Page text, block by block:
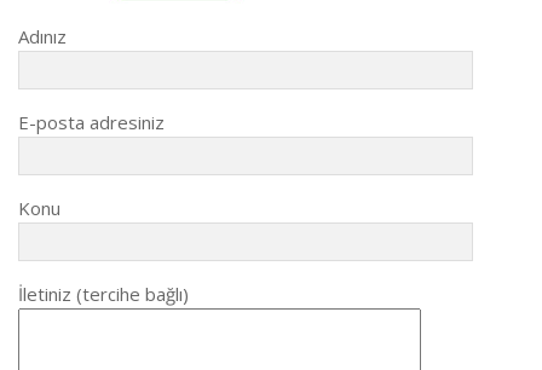
Adınız
E-posta adresiniz
Konu
İletiniz (tercihe bağlı)